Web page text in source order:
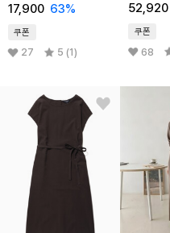
17,900 63%
쿠폰
27 5 (1)
52,920
쿠폰
68